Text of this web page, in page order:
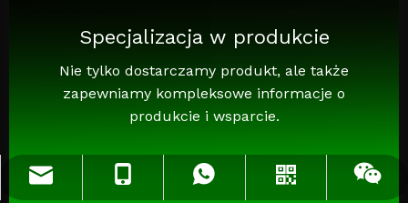
Specjalizacja w produkcie
Nie tylko dostarczamy produkt, ale także
zapewniamy kompleksowe informacje o
produkcie i wsparcie.
info@jloncomposite.com
+86 19306129712
+86 19306129712
Whatsapp
Wechat